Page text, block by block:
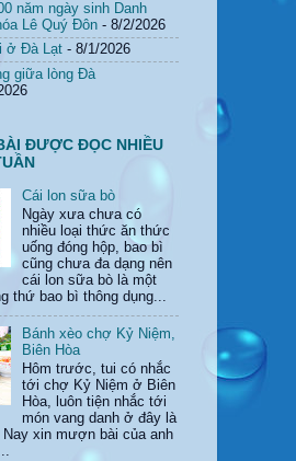
năm ngày sinh Danh
Lê Quý Đôn - 8/2/2026
ở Đà Lạt - 8/1/2026
giữa lòng Đà
ĐƯỢC ĐỌC NHIỀU
Cái lon sữa bò
Ngày xưa chưa có
nhiều loại thức ăn thức
uống đóng hộp, bao bì
cũng chưa đa dạng nên
cái lon sữa bò là một
thứ bao bì thông dụng...
Bánh xèo chợ Kỷ Niệm,
Biên Hòa
Hôm trước, tui có nhắc
tới chợ Kỷ Niệm ở Biên
Hòa, luôn tiện nhắc tới
món vang danh ở đây là
Nay xin mượn bài của anh